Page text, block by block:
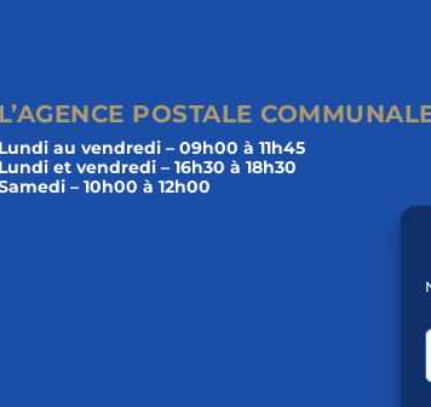
L’AGENCE POSTALE
Lundi au vendredi – 09h00 à 11h45
Lundi et vendredi – 16h30 à 18h30
– 10h00 à 12h00